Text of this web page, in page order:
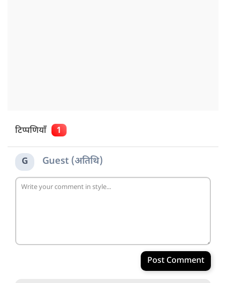
टिप्पणियाँ 1
G Guest (अतिथि)
Post Comment